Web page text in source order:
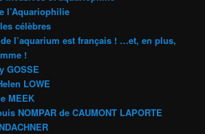
l’Aquariophilie
célèbres
de l’aquarium est français ! …et, en plus,
!
GOSSE
LOWE
MEEK
NOMPAR de CAUMONT LAPORTE